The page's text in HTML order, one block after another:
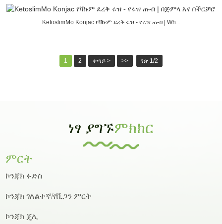
KetoslimMo Konjac የቫኩም ደረቅ ሩዝ - የሩዝ ጡብ | Wh...
1 2 ቀጣይ > >> ገጽ 1/2
ነፃ ያግኙምክክር
ምርት
ኮንጃክ ፉድስ
ኮንጃክ ገለልተኛ/የቪጋን ምርት
ኮንጃክ ጄሊ